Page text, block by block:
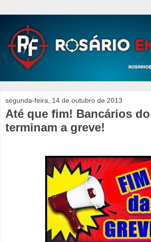
segunda-feira, 14 de outubro de 2013
Até que fim! Bancários
terminam a greve!